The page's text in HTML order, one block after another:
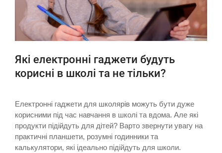
Які електронні гаджети будуть
корисні в школі та не тільки?
Електронні гаджети для школярів можуть бути дуже
корисними під час навчання в школі та вдома. Але які
продукти підійдуть для дітей? Варто звернути увагу на
практичні планшети, розумні годинники та
калькулятори, які ідеально підійдуть для школи.